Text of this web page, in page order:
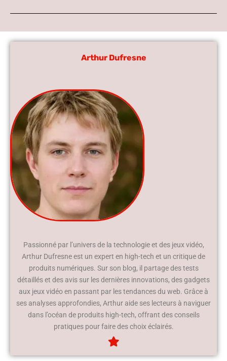
Arthur Dufresne
Passionné par l’univers de la technologie et des jeux vidéo,
Arthur Dufresne est un expert en high-tech et un critique de
produits numériques. Sur son blog, il partage des tests
détaillés et des avis sur les dernières innovations, des gadgets
aux jeux vidéo en passant par les tendances du web. Grâce à
ses analyses approfondies, Arthur aide ses lecteurs à naviguer
dans l’océan de produits high-tech, offrant des conseils
pratiques pour faire des choix éclairés.